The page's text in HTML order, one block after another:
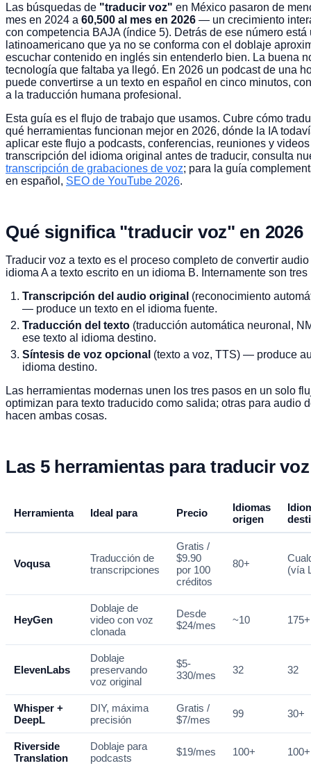
Las búsquedas de "traducir voz" en México pasaron de
mes en 2024 a 60,500 al mes en 2026 — un crecimiento
con competencia BAJA (índice 5). Detrás de ese número
latinoamericano que ya no se conforma con el doblaje
escuchar contenido en inglés sin entenderlo bien. La buena
tecnología que faltaba ya llegó. En 2026 un podcast de una
puede convertirse a un texto en español en cinco minutos,
a la traducción humana profesional.
Esta guía es el flujo de trabajo que usamos. Cubre cómo
qué herramientas funcionan mejor en 2026, dónde la IA
aplicar este flujo a podcasts, conferencias, reuniones y
transcripción del idioma original antes de traducir, consulta
transcripción de grabaciones de voz; para la guía
en español, SEO de YouTube 2026.
Qué significa "traducir voz" en 2026
Traducir voz a texto es el proceso completo de convertir
idioma A a texto escrito en un idioma B. Internamente son tres
Transcripción del audio original (reconocimiento
— produce un texto en el idioma fuente.
Traducción del texto (traducción automática neuronal,
ese texto al idioma destino.
Síntesis de voz opcional (texto a voz, TTS) — produce
idioma destino.
Las herramientas modernas unen los tres pasos en un solo
optimizan para texto traducido como salida; otras para audio
hacen ambas cosas.
Las 5 herramientas para traducir
Herramienta Ideal para Precio
Idiomas
origen
Voqusa
Traducción de
transcripciones
Gratis /
$9.90
por 100
créditos
80+
(vía
HeyGen
Doblaje de
video con voz
clonada
Desde
$24/mes
~10 175+
ElevenLabs
Doblaje
preservando
voz original
$5-
330/mes
32 32
Whisper +
DeepL
DIY, máxima
precisión
Gratis /
$7/mes
99 30+
Riverside
Translation
Doblaje para
podcasts
$19/mes 100+ 100+